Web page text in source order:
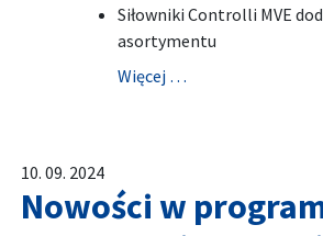
Siłowniki Controlli MVE
asortymentu
Więcej …
10. 09. 2024
Nowości w